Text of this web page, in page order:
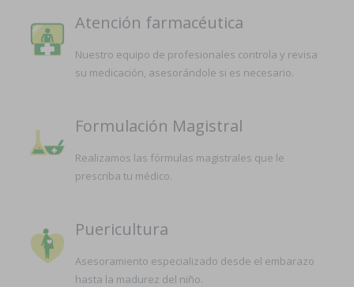
Atención farmacéutica
Nuestro equipo de profesionales controla y revisa
su medicación, asesorándole si es necesario.
Formulación Magistral
Realizamos las fórmulas magistrales que le
prescriba tu médico.
Puericultura
Asesoramiento especializado desde el embarazo
hasta la madurez del niño.